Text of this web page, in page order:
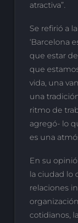
atractiva”.
Se refirió a
‘Barcelona
que estar
que
vida, una
una
ritmo de
agregó- lo
es una
En su
la ciudad lo
relaciones
cotidianos,